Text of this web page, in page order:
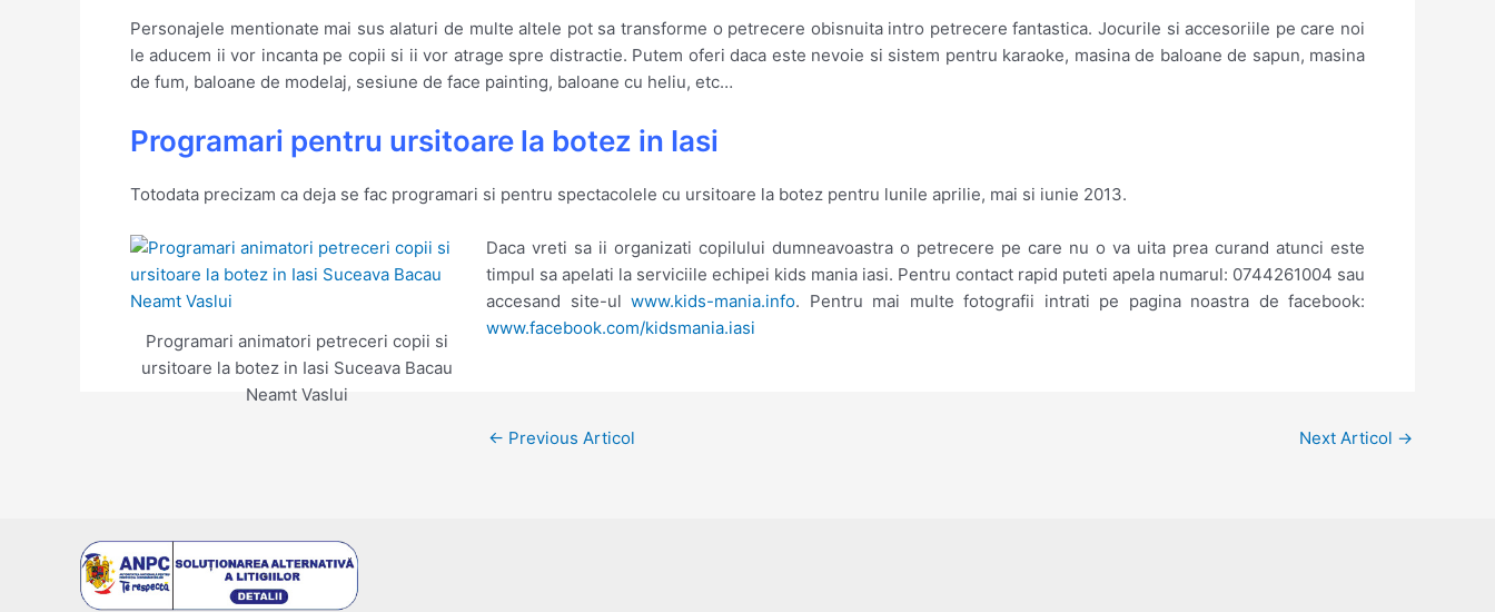
Personajele mentionate mai sus alaturi de multe altele pot sa transforme o petrecere obisnuita intro petrecere fantastica. Jocurile si accesoriile pe care noi
le aducem ii vor incanta pe copii si ii vor atrage spre distractie. Putem oferi daca este nevoie si sistem pentru karaoke, masina de baloane de sapun, masina
de fum, baloane de modelaj, sesiune de face painting, baloane cu heliu, etc…
Programari pentru ursitoare la botez in Iasi
Totodata precizam ca deja se fac programari si pentru spectacolele cu ursitoare la botez pentru lunile aprilie, mai si iunie 2013.
Programari animatori petreceri copii si
ursitoare la botez in Iasi Suceava Bacau
Neamt Vaslui
Daca vreti sa ii organizati copilului dumneavoastra o petrecere pe care nu o va uita prea curand atunci este
timpul sa apelati la serviciile echipei kids mania iasi. Pentru contact rapid puteti apela numarul: 0744261004 sau
accesand site-ul www.kids-mania.info. Pentru mai multe fotografii intrati pe pagina noastra de facebook:
www.facebook.com/kidsmania.iasi
Post
← Previous Articol Next Articol →